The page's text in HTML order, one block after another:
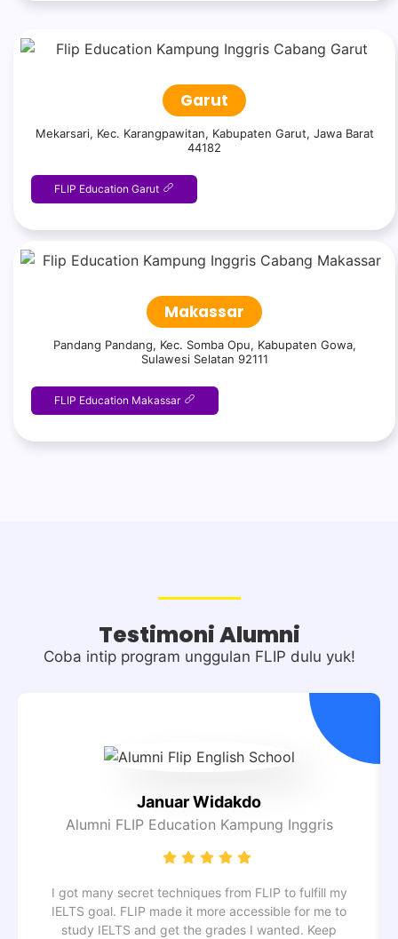
Garut
Mekarsari, Kec. Karangpawitan, Kabupaten Garut, Jawa Barat
44182
FLIP Education Garut
Makassar
Pandang Pandang, Kec. Somba Opu, Kabupaten Gowa,
Sulawesi Selatan 92111
FLIP Education Makassar
Testimoni Alumni
Coba intip program unggulan FLIP dulu yuk!
Januar Widakdo
Alumni FLIP Education Kampung Inggris
I got many secret techniques from FLIP to fulfill my
IELTS goal. FLIP made it more accessible for me to
study IELTS and get the grades I wanted. Keep